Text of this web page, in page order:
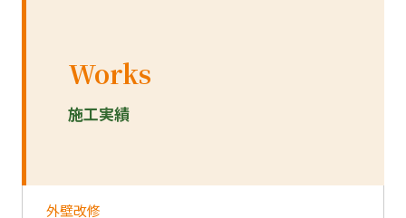
Works
施工実績
外壁改修